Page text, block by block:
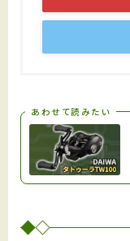
あわせて読みたい